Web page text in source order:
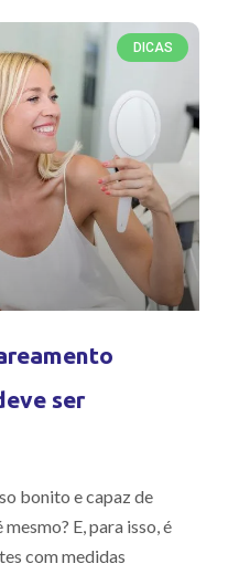
DICAS
ser
bonito e capaz de
E, para isso, é
com medidas